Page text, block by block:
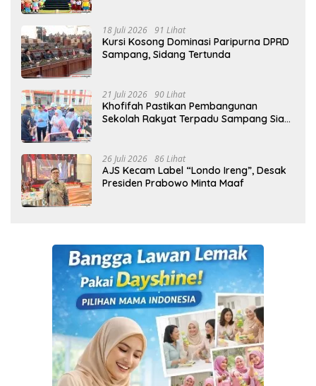
18 Juli 2026 91 Lihat
Kursi Kosong Dominasi Paripurna DPRD
Sampang, Sidang Tertunda
21 Juli 2026 90 Lihat
Khofifah Pastikan Pembangunan
Sekolah Rakyat Terpadu Sampang Siap
26 Juli 2026 86 Lihat
AJS Kecam Label “Londo Ireng”, Desak
Presiden Prabowo Minta Maaf